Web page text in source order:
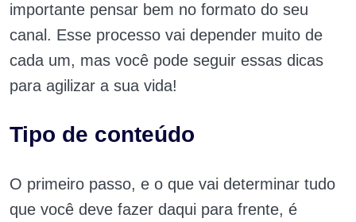
importante pensar bem no formato do seu
canal. Esse processo vai depender muito de
cada um, mas você pode seguir essas dicas
para agilizar a sua vida!
Tipo de conteúdo
O primeiro passo, e o que vai determinar tudo
que você deve fazer daqui para frente, é